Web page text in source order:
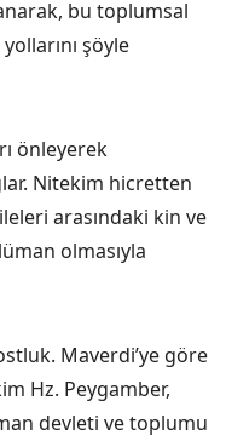
bu toplumsal
şöyle
önleyerek
Nitekim hicretten
arasındaki kin ve
olmasıyla
Maverdi’ye göre
Hz. Peygamber,
devleti ve toplumu